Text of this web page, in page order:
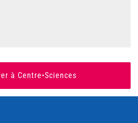
à Centre•Sciences